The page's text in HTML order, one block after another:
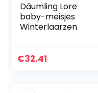
Däumling Lore
baby-meisjes
Winterlaarzen
€32.41